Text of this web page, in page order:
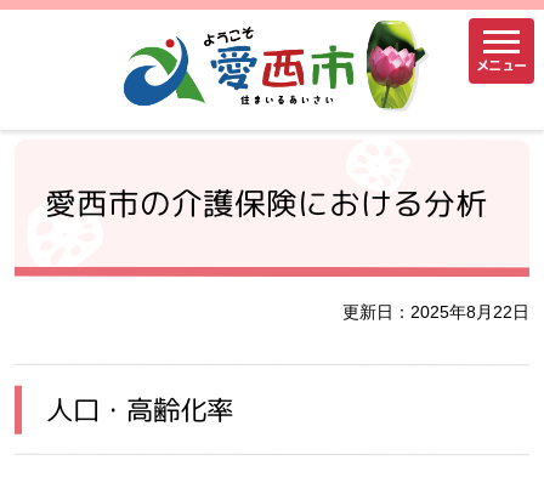
メニュー
愛西市の介護保険における分析
更新日：2025年8月22日
人口・高齢化率